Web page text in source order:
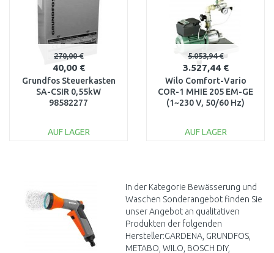
270,00 €
40,00 €
Grundfos Steuerkasten
SA-CSIR 0,55kW
98582277
AUF LAGER
5.053,94 €
3.527,44 €
Wilo Comfort-Vario
COR-1 MHIE 205 EM-GE
(1~230 V, 50/60 Hz)
AUF LAGER
In der Kategorie Bewässerung und
Waschen Sonderangebot finden Sie
unser Angebot an qualitativen
Produkten der folgenden
Hersteller:GARDENA, GRUNDFOS,
METABO, WILO, BOSCH DIY,